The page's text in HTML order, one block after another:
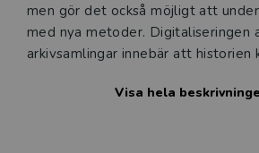
men gör det också möjligt att
med nya metoder. Digitaliseringen
arkivsamlingar innebär att historien
introduceras här en bred
Visa hela